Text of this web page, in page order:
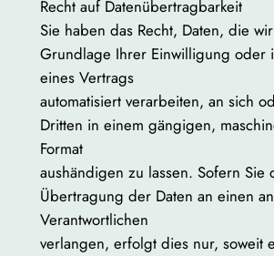
Recht auf Datenübertragbarkeit
Sie haben das Recht, Daten, die
Grundlage Ihrer Einwilligung oder
eines Vertrags
automatisiert verarbeiten, an sich
Dritten in einem gängigen,
Format
aushändigen zu lassen. Sofern Sie
Übertragung der Daten an einen
Verantwortlichen
verlangen, erfolgt dies nur, soweit